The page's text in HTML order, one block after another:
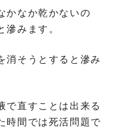
かなか乾かないの
みます。
消そうとすると滲み
で直すことは出来る
時間では死活問題で